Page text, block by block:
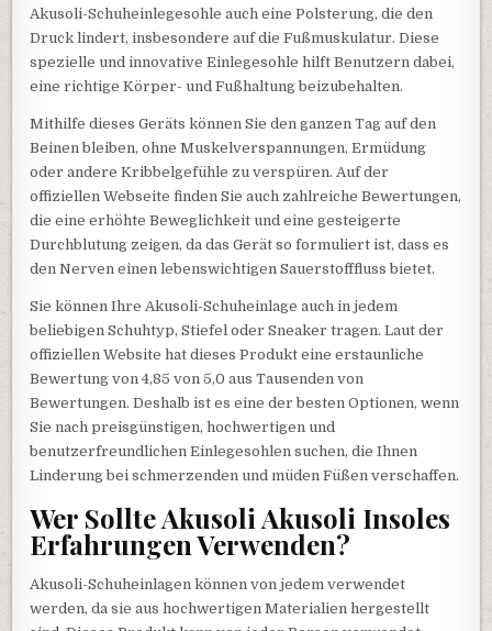
Akusoli-Schuheinlegesohle auch eine Polsterung, die den
Druck lindert, insbesondere auf die Fußmuskulatur. Diese
spezielle und innovative Einlegesohle hilft Benutzern dabei,
eine richtige Körper- und Fußhaltung beizubehalten.
Mithilfe dieses Geräts können Sie den ganzen Tag auf den
Beinen bleiben, ohne Muskelverspannungen, Ermüdung
oder andere Kribbelgefühle zu verspüren. Auf der
offiziellen Webseite finden Sie auch zahlreiche Bewertungen,
die eine erhöhte Beweglichkeit und eine gesteigerte
Durchblutung zeigen, da das Gerät so formuliert ist, dass es
den Nerven einen lebenswichtigen Sauerstofffluss bietet.
Sie können Ihre Akusoli-Schuheinlage auch in jedem
beliebigen Schuhtyp, Stiefel oder Sneaker tragen. Laut der
offiziellen Website hat dieses Produkt eine erstaunliche
Bewertung von 4,85 von 5,0 aus Tausenden von
Bewertungen. Deshalb ist es eine der besten Optionen, wenn
Sie nach preisgünstigen, hochwertigen und
benutzerfreundlichen Einlegesohlen suchen, die Ihnen
Linderung bei schmerzenden und müden Füßen verschaffen.
Wer Sollte Akusoli Akusoli Insoles
Erfahrungen Verwenden?
Akusoli-Schuheinlagen können von jedem verwendet
werden, da sie aus hochwertigen Materialien hergestellt